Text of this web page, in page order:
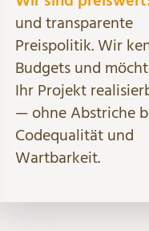
und transparente
Preispolitik. Wir
Budgets und
Ihr Projekt
— ohne Abstriche
Codequalität und
Wartbarkeit.